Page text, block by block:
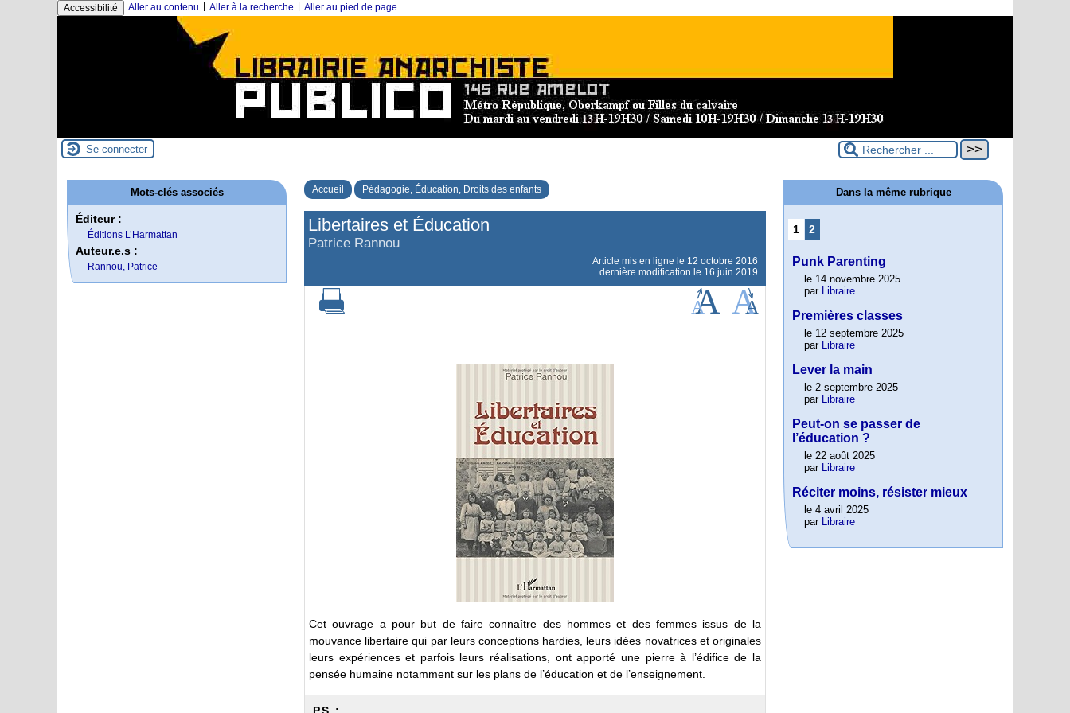
Accessibilité Aller au contenu Aller à la recherche Aller au pied de page
Se connecter
Accueil Pédagogie, Éducation, Droits des enfants
Libertaires et Éducation
Patrice Rannou
Article mis en ligne le 12 octobre 2016
dernière modification le 16 juin 2019
Cet ouvrage a pour but de faire connaître des hommes et des femmes issus de la
mouvance libertaire qui par leurs conceptions hardies, leurs idées novatrices et originales
leurs expériences et parfois leurs réalisations, ont apporté une pierre à l’édifice de la
pensée humaine notamment sur les plans de l’éducation et de l’enseignement.
P.S. :
Mots-clés associés
Éditeur :
Éditions L’Harmattan
Auteur.e.s :
Rannou, Patrice
Dans la même rubrique
1 2
Punk Parenting
le 14 novembre 2025
par Libraire
Premières classes
le 12 septembre 2025
par Libraire
Lever la main
le 2 septembre 2025
par Libraire
Peut-on se passer de
l’éducation ?
le 22 août 2025
par Libraire
Réciter moins, résister mieux
le 4 avril 2025
par Libraire